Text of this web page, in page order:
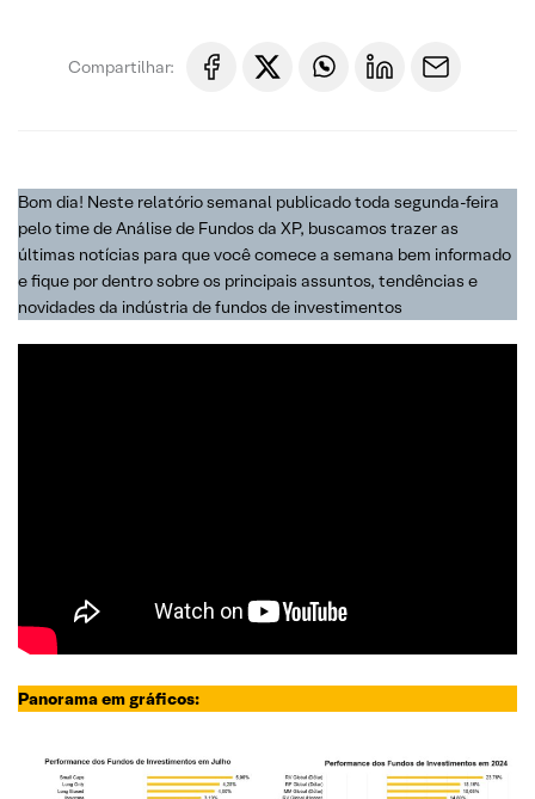
Compartilhar:
Bom dia! Neste relatório semanal publicado toda segunda-feira
pelo time de Análise de Fundos da XP, buscamos trazer as
últimas notícias para que você comece a semana bem informado
e fique por dentro sobre os principais assuntos, tendências e
novidades da indústria de fundos de investimentos
Panorama em gráficos: